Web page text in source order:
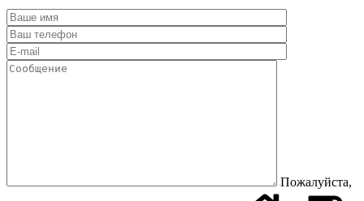
Пожалуйста,